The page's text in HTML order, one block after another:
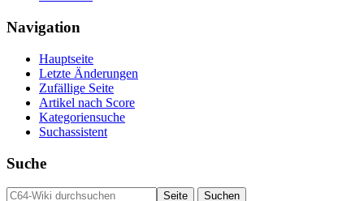
Navigation
Hauptseite
Letzte Änderungen
Zufällige Seite
Artikel nach Score
Kategoriensuche
Suchassistent
Suche